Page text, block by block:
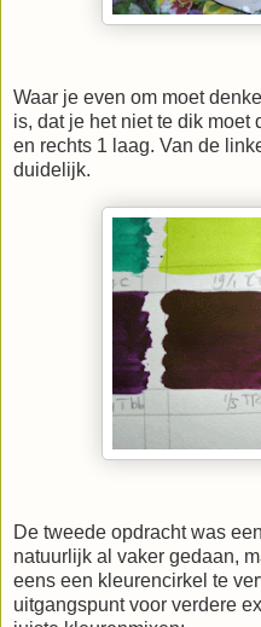
Waar je even om moet
is, dat je het niet te dik
en rechts 1 laag. Van de
duidelijk.
De tweede opdracht was
natuurlijk al vaker gedaan,
eens een kleurencirkel te
uitgangspunt voor verdere